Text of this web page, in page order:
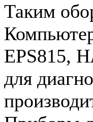
Таким
EPS815,
для